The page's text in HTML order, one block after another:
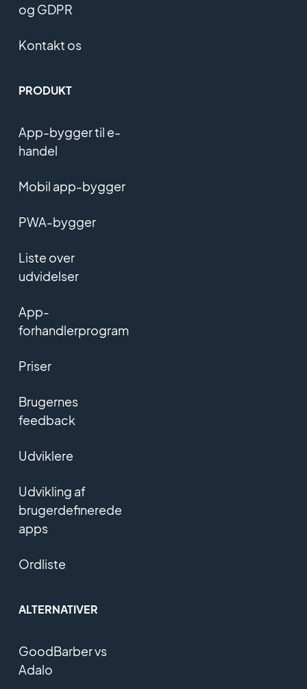
og GDPR
Kontakt os
PRODUKT
App-bygger til e-
handel
Mobil app-bygger
PWA-bygger
Liste over
udvidelser
App-
forhandlerprogram
Priser
Brugernes
feedback
Udviklere
Udvikling af
brugerdefinerede
apps
Ordliste
ALTERNATIVER
GoodBarber vs
Adalo